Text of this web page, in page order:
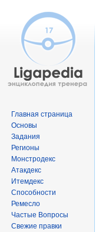
Главная страница
Основы
Задания
Регионы
Монстродекс
Атакдекс
Итемдекс
Способности
Ремесло
Частые Вопросы
Свежие правки